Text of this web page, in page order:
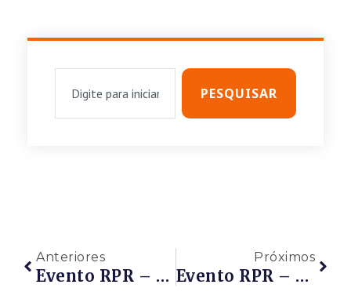
PESQUISAR
Anteriores
Evento RPR – CAFÉ COM A REDE E EDUARDO NOGUEIRA, Presidente Da ABMEN – A Importância Da Mentoria Para O Sucesso Das Startups – NESTA SEXTA-FEIRA – 15/05/2020 – 09h Às 09h40 – PARTICIPE!!!
Próximos
Evento RPR – Webinar RPR Com JOSÉ CARLOS TIGRE Da ANP Sobre CLÁUSULA DE PD&I / INOVAÇÃO – 19/05/2020 – De 17h Às 18h – PARTICIPE!!!